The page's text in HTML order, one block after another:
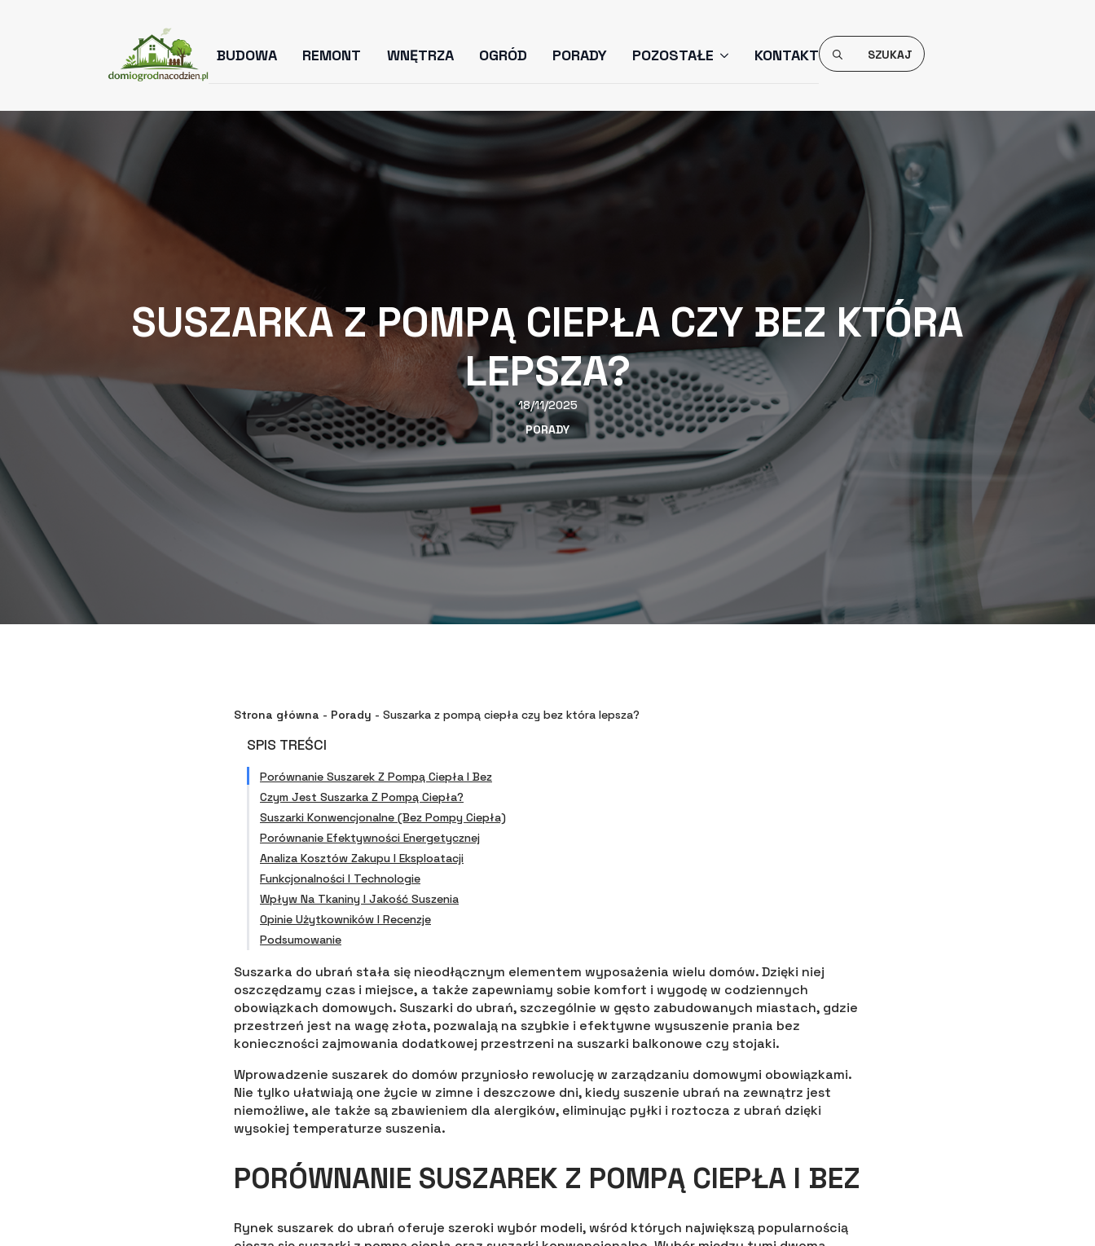
BUDOWA REMONT WNĘTRZA OGRÓD PORADY POZOSTAŁE KONTAKT
Search
For:
SUSZARKA Z POMPĄ CIEPŁA CZY BEZ KTÓRA
LEPSZA?
18/11/2025
PORADY
Strona główna - Porady - Suszarka z pompą ciepła czy bez która lepsza?
SPIS TREŚCI
Porównanie Suszarek Z Pompą Ciepła I Bez
Czym Jest Suszarka Z Pompą Ciepła?
Suszarki Konwencjonalne (bez Pompy Ciepła)
Porównanie Efektywności Energetycznej
Analiza Kosztów Zakupu I Eksploatacji
Funkcjonalności I Technologie
Wpływ Na Tkaniny I Jakość Suszenia
Opinie Użytkowników I Recenzje
Podsumowanie
Suszarka do ubrań stała się nieodłącznym elementem wyposażenia wielu domów. Dzięki niej
oszczędzamy czas i miejsce, a także zapewniamy sobie komfort i wygodę w codziennych
obowiązkach domowych. Suszarki do ubrań, szczególnie w gęsto zabudowanych miastach, gdzie
przestrzeń jest na wagę złota, pozwalają na szybkie i efektywne wysuszenie prania bez
konieczności zajmowania dodatkowej przestrzeni na suszarki balkonowe czy stojaki.
Wprowadzenie suszarek do domów przyniosło rewolucję w zarządzaniu domowymi obowiązkami.
Nie tylko ułatwiają one życie w zimne i deszczowe dni, kiedy suszenie ubrań na zewnątrz jest
niemożliwe, ale także są zbawieniem dla alergików, eliminując pyłki i roztocza z ubrań dzięki
wysokiej temperaturze suszenia.
PORÓWNANIE SUSZAREK Z POMPĄ CIEPŁA I BEZ
Rynek suszarek do ubrań oferuje szeroki wybór modeli, wśród których największą popularnością